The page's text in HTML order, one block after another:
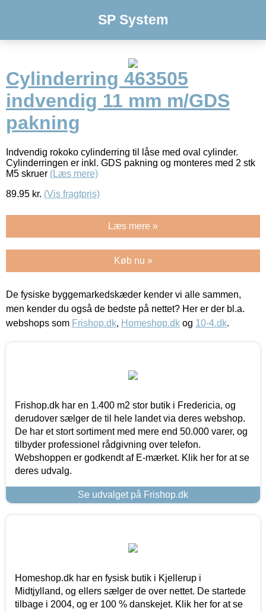
SP System
Cylinderring 463505
indvendig 11 mm m/GDS
pakning
Indvendig rokoko cylinderring til låse med oval cylinder.
Cylinderringen er inkl. GDS pakning og monteres med 2 stk
M5 skruer (Læs mere)
89.95 kr. (Vis fragtpris)
Læs mere »
Køb nu »
De fysiske byggemarkedskæder kender vi alle sammen,
men kender du også de bedste på nettet? Her er der bl.a.
webshops som Frishop.dk, Homeshop.dk og 10-4.dk.
Frishop.dk har en 1.400 m2 stor butik i Fredericia, og
derudover sælger de til hele landet via deres webshop.
De har et stort sortiment med mere end 50.000 varer, og
tilbyder professionel rådgivning over telefon.
Webshoppen er godkendt af E-mærket. Klik her for at se
deres udvalg.
Se udvalget på Frishop.dk
Homeshop.dk har en fysisk butik i Kjellerup i
Midtjylland, og ellers sælger de over nettet. De startede
tilbage i 2004, og er 100 % danskejet. Klik her for at se